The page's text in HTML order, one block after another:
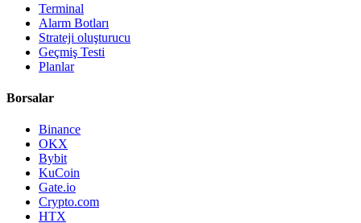
Terminal
Alarm Botları
Strateji oluşturucu
Geçmiş Testi
Planlar
Borsalar
Binance
OKX
Bybit
KuCoin
Gate.io
Crypto.com
HTX